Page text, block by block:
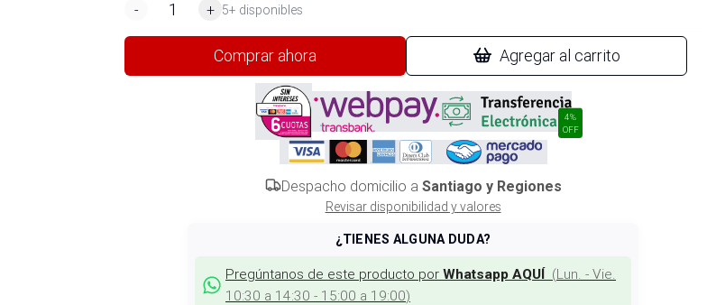
-
+ 5+ disponibles
Comprar ahora Agregar al carrito
4%
OFF
Despacho domicilio a Santiago y Regiones
Revisar disponibilidad y valores
¿TIENES ALGUNA DUDA?
Pregúntanos de este producto por Whatsapp AQUÍ (Lun. - Vie.
10:30 a 14:30 - 15:00 a 19:00)